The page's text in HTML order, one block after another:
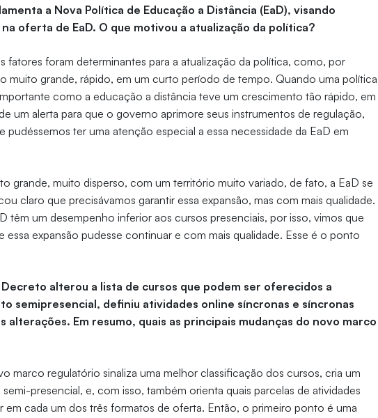
a Nova Política de Educação a Distância (EaD), visando
oferta de EaD. O que motivou a atualização da política?
fatores foram determinantes para a atualização da política, como, por
muito grande, rápido, em um curto período de tempo. Quando uma política
como a educação a distância teve um crescimento tão rápido, em
um alerta para que o governo aprimore seus instrumentos de regulação,
pudéssemos ter uma atenção especial a essa necessidade da EaD em
grande, muito disperso, com um território muito variado, de fato, a EaD se
claro que precisávamos garantir essa expansão, mas com mais qualidade.
têm um desempenho inferior aos cursos presenciais, por isso, vimos que
essa expansão pudesse continuar e com mais qualidade. Esse é o ponto
alterou a lista de cursos que podem ser oferecidos a
semipresencial, definiu atividades online síncronas e síncronas
alterações. Em resumo, quais as principais mudanças do novo marco
marco regulatório sinaliza uma melhor classificação dos cursos, cria um
presencial, e, com isso, também orienta quais parcelas de atividades
em cada um dos três formatos de oferta. Então, o primeiro ponto é uma